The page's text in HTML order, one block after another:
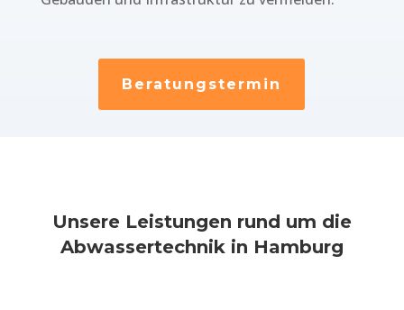
Beratungstermin
Unsere Leistungen rund um die
Abwassertechnik in Hamburg